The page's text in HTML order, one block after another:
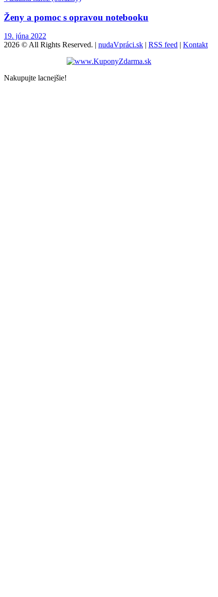
Ženy a pomoc s opravou notebooku
19. júna 2022
2026 © All Rights Reserved. | nudaVpráci.sk | RSS feed | Kontakt
Nakupujte lacnejšie!